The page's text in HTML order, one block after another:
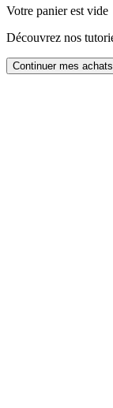
Votre panier est vide
Découvrez nos
Continuer mes achats